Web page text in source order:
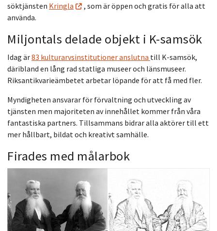
söktjänsten Kringla
, som är öppen och gratis för alla att
använda.
Miljontals delade objekt i K-samsök
Idag är83 kulturarvsinstitutioner anslutna till K-samsök,
däribland en lång rad statliga museer och länsmuseer.
Riksantikvarieämbetet arbetar löpande för att få med fler.
Myndigheten ansvarar för förvaltning och utveckling av
tjänsten men majoriteten av innehållet kommer från våra
fantastiska partners. Tillsammans bidrar alla aktörer till ett
mer hållbart, bildat och kreativt samhälle.
Firades med målarbok